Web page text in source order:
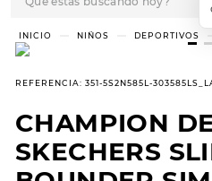
NIÑOS DEPORTIVOS
REFERENCIA: 351-5S2N585L-
CHAMPION
SKECHERS